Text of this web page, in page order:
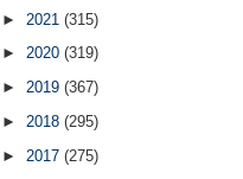
► 2021(315)
►2020(319)
►2019(367)
► 2018(295)
► 2017(275)